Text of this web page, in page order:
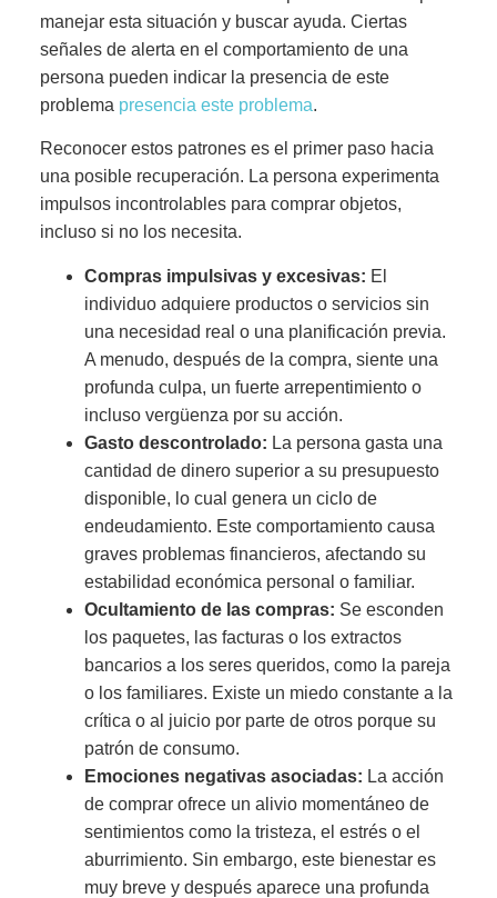
manejar esta situación y buscar ayuda. Ciertas
señales de alerta en el comportamiento de una
persona pueden indicar la presencia de este
problema presencia este problema.
Reconocer estos patrones es el primer paso hacia
una posible recuperación. La persona experimenta
impulsos incontrolables para comprar objetos,
incluso si no los necesita.
Compras impulsivas y excesivas: El
individuo adquiere productos o servicios sin
una necesidad real o una planificación previa.
A menudo, después de la compra, siente una
profunda culpa, un fuerte arrepentimiento o
incluso vergüenza por su acción.
Gasto descontrolado: La persona gasta una
cantidad de dinero superior a su presupuesto
disponible, lo cual genera un ciclo de
endeudamiento. Este comportamiento causa
graves problemas financieros, afectando su
estabilidad económica personal o familiar.
Ocultamiento de las compras: Se esconden
los paquetes, las facturas o los extractos
bancarios a los seres queridos, como la pareja
o los familiares. Existe un miedo constante a la
crítica o al juicio por parte de otros porque su
patrón de consumo.
Emociones negativas asociadas: La acción
de comprar ofrece un alivio momentáneo de
sentimientos como la tristeza, el estrés o el
aburrimiento. Sin embargo, este bienestar es
muy breve y después aparece una profunda